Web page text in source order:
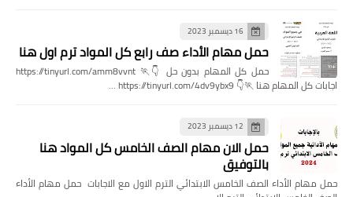
16 ديسمبر 2023
حمل مهام الأداء صف رابع كل المواد ترم اول هنا
حمل كل المهام بدون حل 👇🏃 https://tinyurl.com/amm8vvnt
اجابات كل المهام هنا 🏃👇 https://tinyurl.com/4dv9ybx9 …
12 ديسمبر 2023
حمل الان مهام الصف الخامس كل المواد هنا
بالتوفيق
حمل مهام الأداء الصف الخامس الابتدائي الترم الاول مع الاجابات حمل مهام الأداء